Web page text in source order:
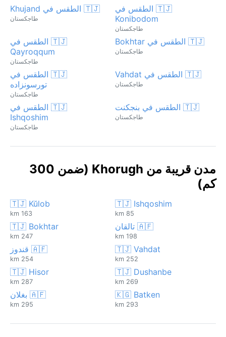
🇹🇯 الطقس في
Konibodom
طاجكستان
🇹🇯 الطقس في Khujand
طاجكستان
🇹🇯 الطقس في Bokhtar
طاجكستان
🇹🇯 الطقس في
Qayroqqum
طاجكستان
🇹🇯 الطقس في Vahdat
طاجكستان
🇹🇯 الطقس في
تورسونزاده
طاجكستان
🇹🇯 الطقس في بنجكنت
طاجكستان
🇹🇯 الطقس في
Ishqoshim
طاجكستان
مدن قريبة من Khorugh (ضمن 300
كم)
🇹🇯 Ishqoshim
85 km
🇹🇯 Kŭlob
163 km
🇦🇫 تالقان
198 km
🇹🇯 Bokhtar
247 km
🇹🇯 Vahdat
252 km
🇦🇫 قندوز
254 km
🇹🇯 Dushanbe
269 km
🇹🇯 Hisor
287 km
🇰🇬 Batken
293 km
🇦🇫 بغلان
295 km